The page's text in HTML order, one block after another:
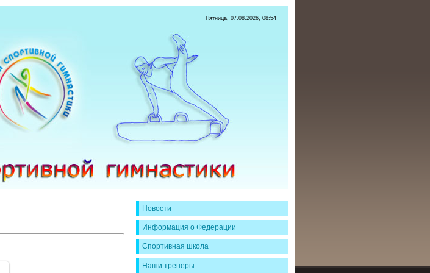
Пятница, 07.08.2026, 08:54
Новости
Информация о Федерации
Спортивная школа
Наши тренеры